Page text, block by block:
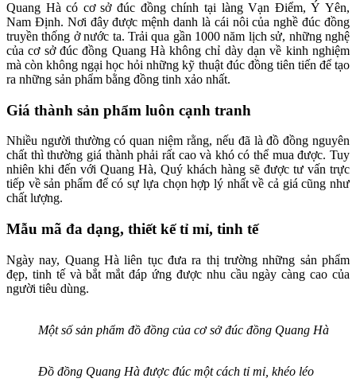
Quang Hà có cơ sở đúc đồng chính tại làng Vạn Điểm, Ý Yên,
Nam Định. Nơi đây được mệnh danh là cái nôi của nghề đúc đồng
truyền thống ở nước ta. Trải qua gần 1000 năm lịch sử, những nghệ
của cơ sở đúc đồng Quang Hà không chỉ dày dạn về kinh nghiệm
mà còn không ngại học hỏi những kỹ thuật đúc đồng tiên tiến để tạo
ra những sản phẩm bằng đồng tinh xảo nhất.
Giá thành sản phẩm luôn cạnh tranh
Nhiều người thường có quan niệm rằng, nếu đã là đồ đồng nguyên
chất thì thường giá thành phải rất cao và khó có thể mua được. Tuy
nhiên khi đến với Quang Hà, Quý khách hàng sẽ được tư vấn trực
tiếp về sản phẩm để có sự lựa chọn hợp lý nhất về cả giá cũng như
chất lượng.
Mẫu mã đa dạng, thiết kế tỉ mỉ, tinh tế
Ngày nay, Quang Hà liên tục đưa ra thị trường những sản phẩm
đẹp, tinh tế và bắt mắt đáp ứng được nhu cầu ngày càng cao của
người tiêu dùng.
Một số sản phẩm đồ đồng của cơ sở đúc đồng Quang Hà
Đồ đồng Quang Hà được đúc một cách tỉ mỉ, khéo léo